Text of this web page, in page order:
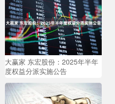
大赢家 东宏股份：2025年半年
度权益分派实施公告